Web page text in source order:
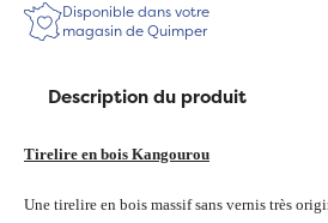
Disponible dans votre
magasin de Quimper
Description du produit
Tirelire en bois Kangourou
Une tirelire en bois massif sans vernis très